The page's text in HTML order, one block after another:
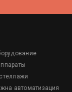
автоматизация